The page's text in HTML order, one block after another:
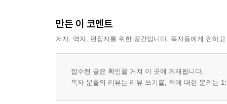
만든 이 코멘트
저자, 역자, 편집자를 위한 공간입니다. 독자들에게 전하
접수된 글은 확인을 거쳐 이 곳에 게재됩니다.
독자 분들의 리뷰는 리뷰 쓰기를, 책에 대한 문의는